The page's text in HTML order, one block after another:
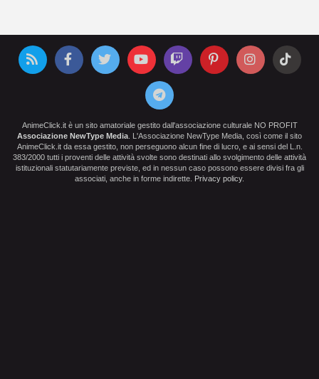
AnimeClick.it è un sito amatoriale gestito dall'associazione culturale NO PROFIT
Associazione NewType Media . L'Associazione NewType Media, così come il sito
AnimeClick.it da essa gestito, non perseguono alcun fine di lucro, e ai sensi del L.n.
383/2000 tutti i proventi delle attività svolte sono destinati allo svolgimento delle attività
istituzionali statutariamente previste, ed in nessun caso possono essere divisi fra gli
associati, anche in forme indirette.
Privacy policy.